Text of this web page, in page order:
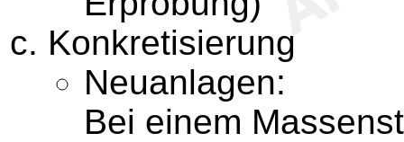
Konkretisierung
Neuanlagen:
Bei einem